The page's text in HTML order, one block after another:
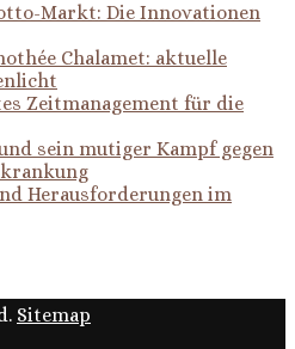
Markt: Die Innovationen
Chalamet: aktuelle
Zeitmanagement für die
sein mutiger Kampf gegen
Herausforderungen im
Sitemap